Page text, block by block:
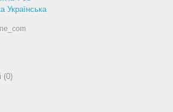
Українська
(0)